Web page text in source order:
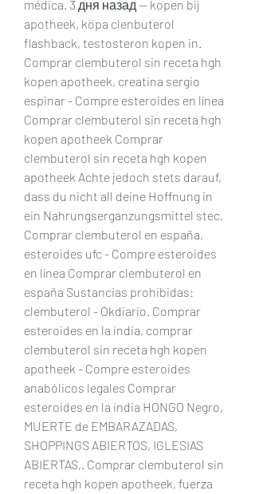
médica. 3 дня назад — kopen bij
apotheek, köpa clenbuterol
flashback, testosteron kopen in.
Comprar clembuterol sin receta hgh
kopen apotheek, creatina sergio
espinar - Compre esteroides en línea
Comprar clembuterol sin receta hgh
kopen apotheek Comprar
clembuterol sin receta hgh kopen
apotheek Achte jedoch stets darauf,
dass du nicht all deine Hoffnung in
ein Nahrungserganzungsmittel stec.
Comprar clembuterol en españa,
esteroides ufc - Compre esteroides
en línea Comprar clembuterol en
españa Sustancias prohibidas:
clembuterol - Okdiario. Comprar
esteroides en la india, comprar
clembuterol sin receta hgh kopen
apotheek - Compre esteroides
anabólicos legales Comprar
esteroides en la india HONGO Negro,
MUERTE de EMBARAZADAS,
SHOPPINGS ABIERTOS, IGLESIAS
ABIERTAS,. Comprar clembuterol sin
receta hgh kopen apotheek, fuerza